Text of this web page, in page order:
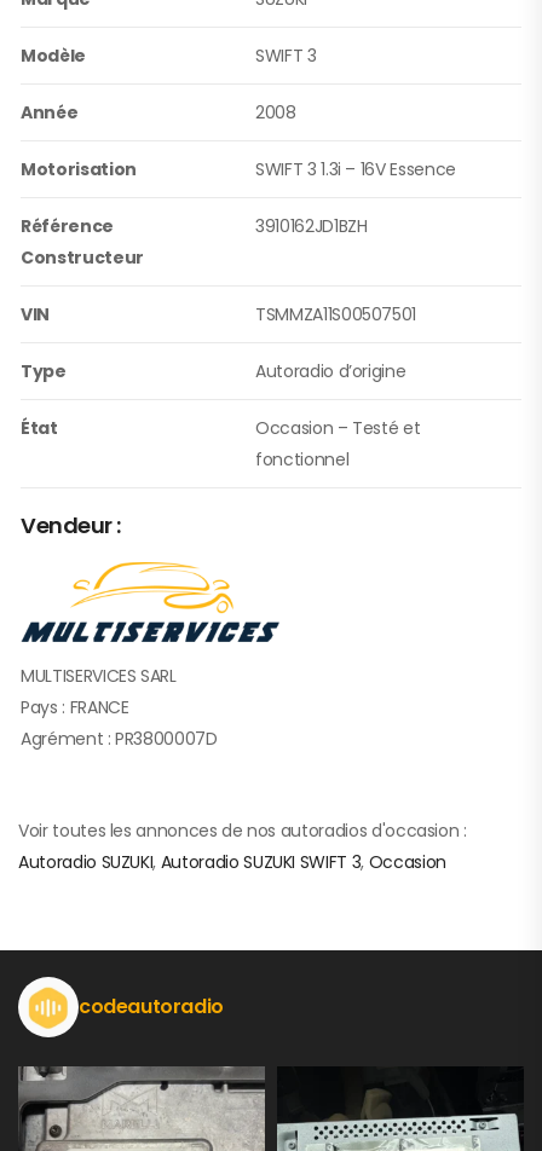
Modèle SWIFT 3
Année 2008
Motorisation SWIFT 3 1.3i – 16V Essence
Référence
Constructeur
3910162JD1BZH
VIN TSMMZA11S00507501
Type Autoradio d’origine
État
Occasion – Testé et
fonctionnel
Vendeur :
MULTISERVICES SARL
Pays : FRANCE
Agrément : PR3800007D
Voir toutes les annonces de nos autoradios d'occasion :
Autoradio SUZUKI, Autoradio SUZUKI SWIFT 3, Occasion
codeautoradio